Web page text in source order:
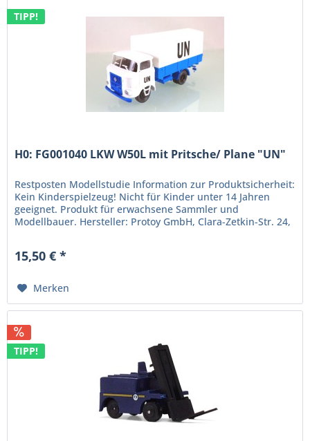
TIPP!
H0: FG001040 LKW W50L mit Pritsche/ Plane "UN"
Restposten Modellstudie Information zur Produktsicherheit:
Kein Kinderspielzeug! Nicht für Kinder unter 14 Jahren
geeignet. Produkt für erwachsene Sammler und
Modellbauer. Hersteller: Protoy GmbH, Clara-Zetkin-Str. 24,
15,50 € *
Merken
TIPP!